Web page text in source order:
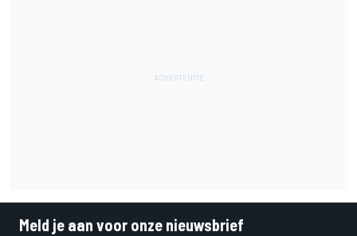
Meld je aan voor onze nieuwsbrief